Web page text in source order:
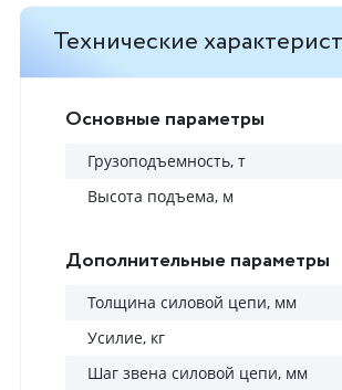
Технические
Основные параметры
Грузоподъемность, т
Высота подъема, м
Дополнительные параметры
Толщина силовой цепи, мм
Усилие, кг
Шаг звена силовой цепи, мм